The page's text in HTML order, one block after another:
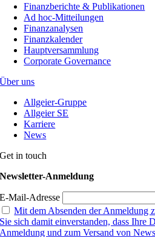
Finanzberichte & Publikationen
Ad hoc-Mitteilungen
Finanzanalysen
Finanzkalender
Hauptversammlung
Corporate Governance
Über uns
Allgeier-Gruppe
Allgeier SE
Karriere
News
Get in touch
Newsletter-Anmeldung
E-Mail-Adresse
Mit dem Absenden der Anmeldung
Sie sich damit einverstanden, dass Ihre
Anmeldung und zum Versand von